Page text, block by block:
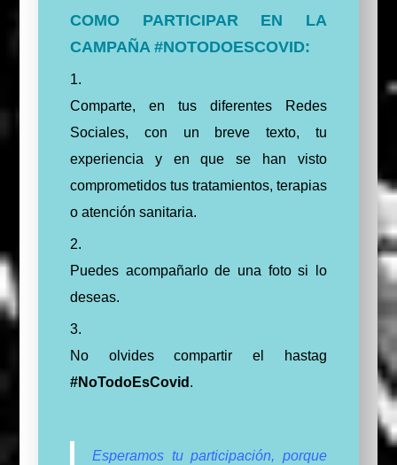
COMO PARTICIPAR EN LA
CAMPAÑA #NOTODOESCOVID:
Comparte, en tus diferentes Redes
Sociales, con un breve texto, tu
experiencia y en que se han visto
comprometidos tus tratamientos, terapias
o atención sanitaria.
Puedes acompañarlo de una foto si lo
deseas.
No olvides compartir el hastag
#NoTodoEsCovid .
Esperamos tu participación, porque